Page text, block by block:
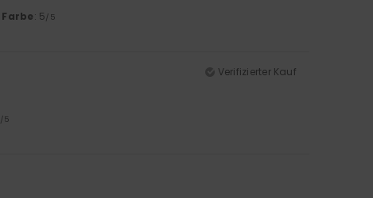
Farbe: 5/5
Verifizierter Kauf
/5